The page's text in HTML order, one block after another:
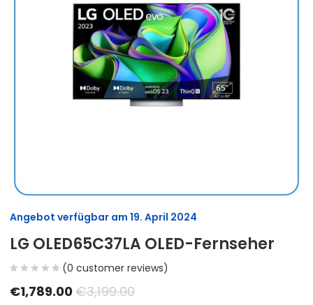
Angebot verfügbar am19. April 2024
LG OLED65C37LA OLED-Fernseher
(0 customer reviews)
€1,789.00€3,199.00